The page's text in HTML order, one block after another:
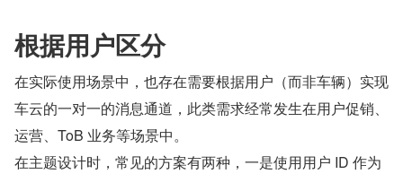
根据用户区分
在实际使用场景中，也存在需要根据用户（而非车辆）实现
车云的一对一的消息通道，此类需求经常发生在用户促销、
运营、ToB 业务等场景中。
在主题设计时，常见的方案有两种，一是使用用户 ID 作为